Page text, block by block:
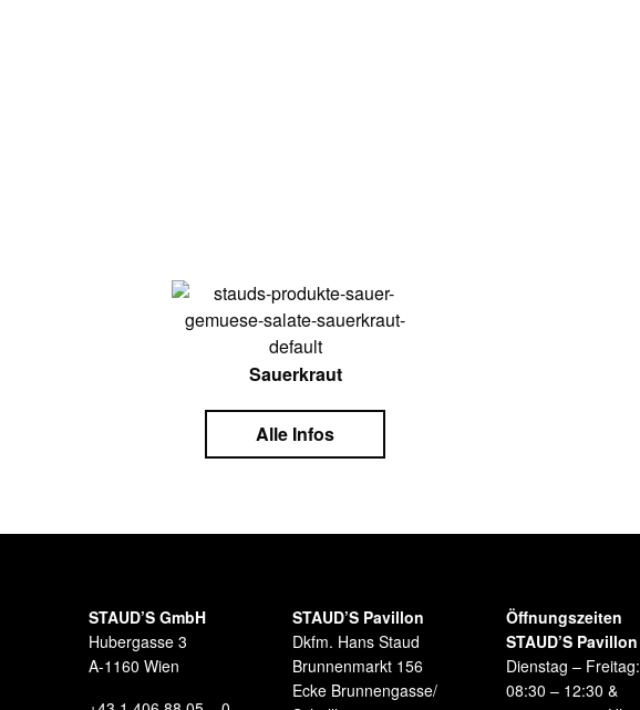
Sauerkraut
Alle Infos
STAUD’S GmbH
Hubergasse 3
A-1160 Wien
STAUD’S Pavillon
Dkfm. Hans Staud
Brunnenmarkt 156
Ecke Brunnengasse/
Öffnungszeiten
STAUD’S Pavillon
Dienstag – Freitag:
08:30 – 12:30 &